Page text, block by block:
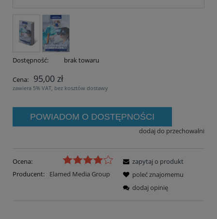
Dostępność: brak towaru
Cena: 95,00 zł
zawiera 5% VAT, bez kosztów dostawy
POWIADOM O DOSTĘPNOŚCI
dodaj do przechowalni
Ocena:
Producent:
Elamed Media Group
zapytaj o produkt
poleć znajomemu
dodaj opinię